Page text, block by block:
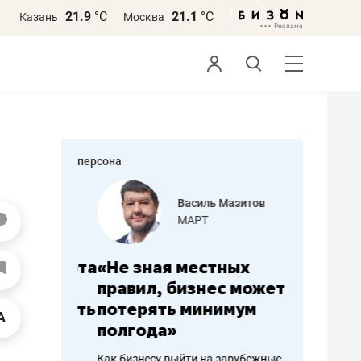
Казань 21.9 °С Москва 21.1 °С
персона
работа
Василь Мазитов
МАРТ
«Не зная местных
правил, бизнес может
потерять минимум
полгода»